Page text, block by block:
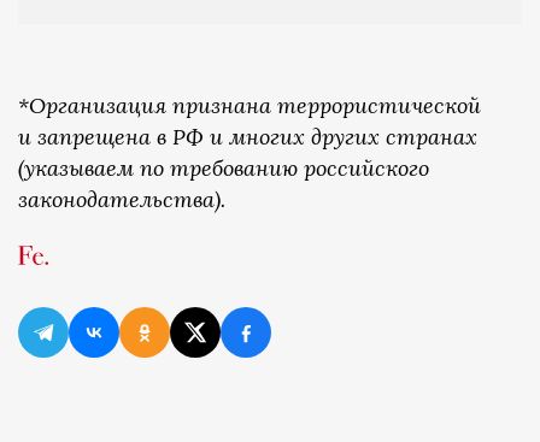
*Организация признана террористической
и запрещена в РФ и многих других странах
(указываем по требованию российского
законодательства).